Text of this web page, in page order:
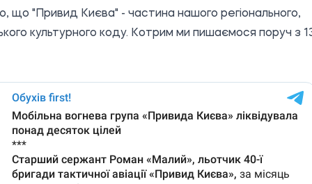
що "Привид Києва" - частина нашого регіонального,
культурного коду. Котрим ми пишаємося поруч з